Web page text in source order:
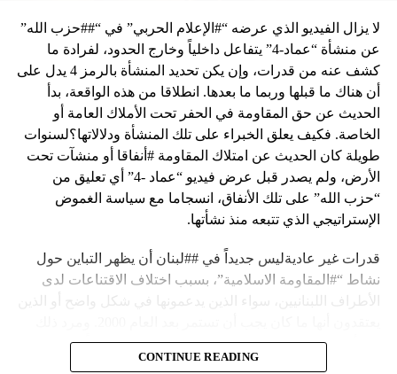
لا يزال الفيديو الذي عرضه “#الإعلام الحربي” في “##حزب الله”
عن منشأة “عماد-4” يتفاعل داخلياً وخارج الحدود، لفرادة ما
كشف عنه من قدرات، وإن يكن تحديد المنشأة بالرمز 4 يدل على
أن هناك ما قبلها وربما ما بعدها. انطلاقا من هذه الواقعة، بدأ
الحديث عن حق المقاومة في الحفر تحت الأملاك العامة أو
الخاصة. فكيف يعلق الخبراء على تلك المنشأة ودلالاتها؟لسنوات
طويلة كان الحديث عن امتلاك المقاومة #أنفاقا أو منشآت تحت
الأرض، ولم يصدر قبل عرض فيديو “عماد -4” أي تعليق من
“حزب الله” على تلك الأنفاق، انسجاما مع سياسة الغموض
الإستراتيجي الذي تتبعه منذ نشأتها.
قدرات غير عاديةليس جديداً في ##لبنان أن يظهر التباين حول
نشاط “#المقاومة الاسلامية”، بسبب اختلاف الاقتناعات لدى
الأطراف اللبنانيين، سواء الذين يدعمونها في شكل واضح أو الذين
إلى أن المقاومة ضد الاحتلال الإسرائيلي لم تكن يوماً محط
إجماع داخلي، وإن كانت القوى اللبنانية المؤمنة بالصراع ضد
CONTINUE READING